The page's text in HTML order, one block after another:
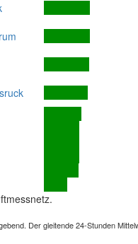
Der gleitende 24-Stunden